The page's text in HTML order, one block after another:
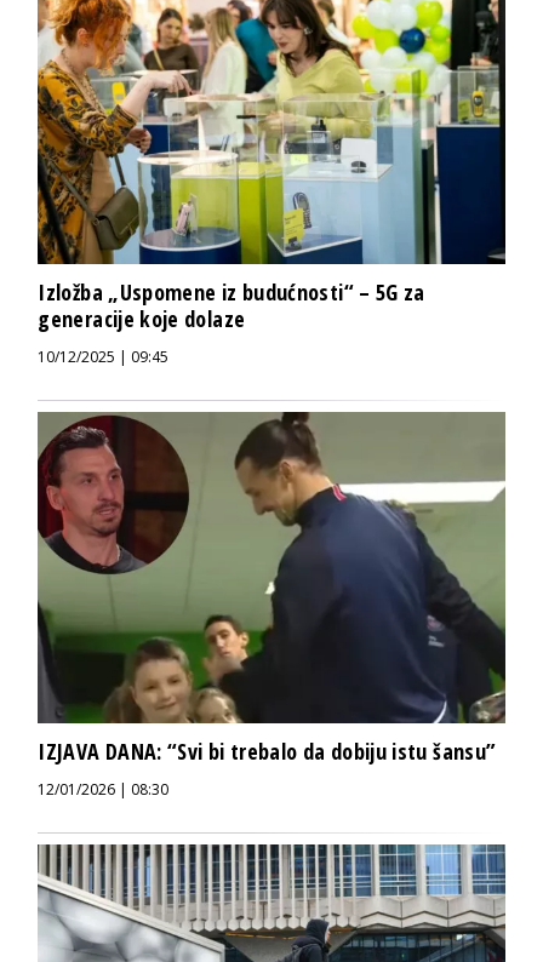
Izložba „Uspomene iz budućnosti“ – 5G za
generacije koje dolaze
10/12/2025 | 09:45
IZJAVA DANA: “Svi bi trebalo da dobiju istu šansu”
12/01/2026 | 08:30